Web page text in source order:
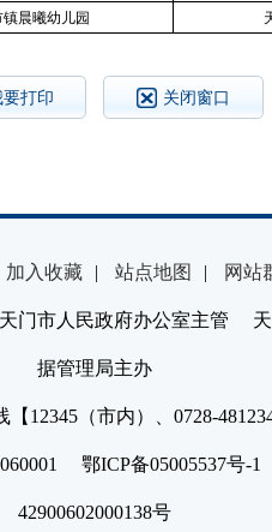
晨曦幼儿园
要打印 关闭窗口
加入收藏 | 站点地图 | 网站
门市人民政府办公室主管 天
据管理局主办
【12345（市内）、0728-
鄂ICP备05005537号
42900602000138号